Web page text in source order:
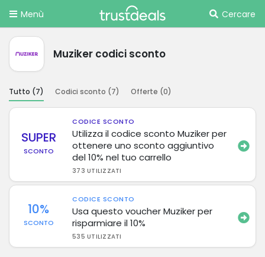
Menù Cercare
Muziker codici sconto
Tutto (7) Codici sconto (7) Offerte (0)
SUPER
SCONTO
CODICE SCONTO
Utilizza il codice sconto Muziker per
ottenere uno sconto aggiuntivo
del 10% nel tuo carrello
373 UTILIZZATI
10%
SCONTO
CODICE SCONTO
Usa questo voucher Muziker per
risparmiare il 10%
535 UTILIZZATI